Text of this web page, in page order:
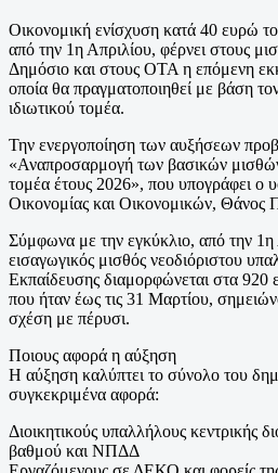
Οικονομική ενίσχυση κατά 40 ευρώ
από την 1η Απριλίου, φέρνει στους
Δημόσιο και στους ΟΤΑ η επόμενη
οποία θα πραγματοποιηθεί με βάση
ιδιωτικού τομέα.
Την ενεργοποίηση των αυξήσεων
«Αναπροσαρμογή των βασικών
τομέα έτους 2026», που υπογράφει ο
Οικονομίας και Οικονομικών, Θάνος
Σύμφωνα με την εγκύκλιο, από την 1η
εισαγωγικός μισθός νεοδιόριστου
Εκπαίδευσης διαμορφώνεται στα
που ήταν έως τις 31 Μαρτίου,
σχέση με πέρυσι.
Ποιους αφορά η αύξηση
Η αύξηση καλύπτει το σύνολο του
συγκεκριμένα αφορά:
Διοικητικούς υπαλλήλους κεντρικής
βαθμού και ΝΠΔΔ